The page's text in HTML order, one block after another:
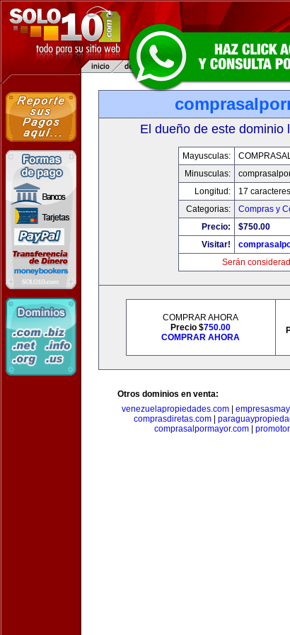
El dueño de este dominio
Mayusculas:
Minusculas:
Longitud:
17 caracteres
Categorias:
Compras y
Precio:
$750.00
Visitar!
Serán
COMPRAR AHORA
Precio $750.00
COMPRAR AHORA
Otros dominios en venta:
venezuelapropiedades.com|
comprasdiretas.com
comprasalpormayor.com|